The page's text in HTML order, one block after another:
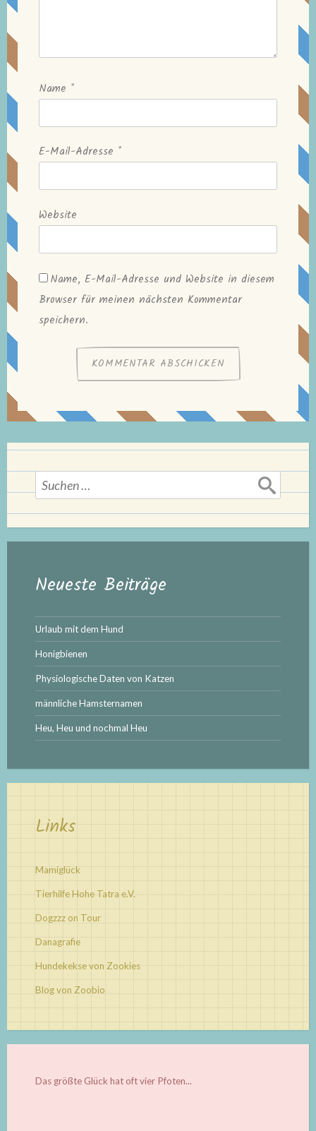
Name *
E-Mail-Adresse *
Website
Name, E-Mail-Adresse und Website in diesem
Browser für meinen nächsten Kommentar
speichern.
Suchen
nach:
Neueste Beiträge
Urlaub mit dem Hund
Honigbienen
Physiologische Daten von Katzen
männliche Hamsternamen
Heu, Heu und nochmal Heu
Links
Mamiglück
Tierhilfe Hohe Tatra e.V.
Dogzzz on Tour
Danagrafie
Hundekekse von Zookies
Blog von Zoobio
Das größte Glück hat oft vier Pfoten...